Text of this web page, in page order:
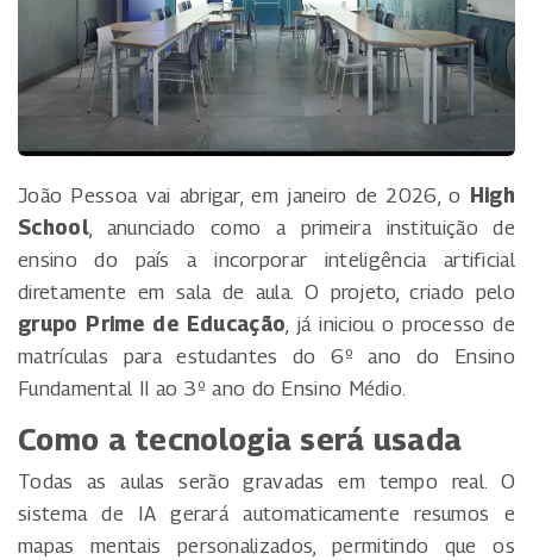
João Pessoa vai abrigar, em janeiro de 2026, o High
School, anunciado como a primeira instituição de
ensino do país a incorporar inteligência artificial
diretamente em sala de aula. O projeto, criado pelo
grupo Prime de Educação, já iniciou o processo de
matrículas para estudantes do 6º ano do Ensino
Fundamental II ao 3º ano do Ensino Médio.
Como a tecnologia será usada
Todas as aulas serão gravadas em tempo real. O
sistema de IA gerará automaticamente resumos e
mapas mentais personalizados, permitindo que os